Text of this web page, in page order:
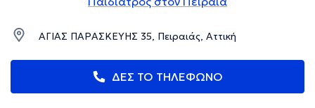
ΑΓΙΑΣ ΠΑΡΑΣΚΕΥΗΣ 35, Πειραιάς, Αττική
ΔΕΣ ΤΟ ΤΗΛΕΦΩΝΟ